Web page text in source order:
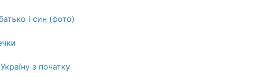
і син (фото)
з початку